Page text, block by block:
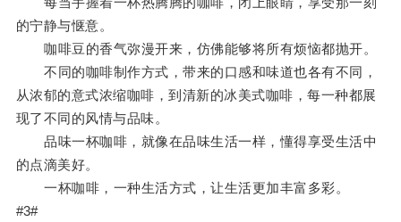
的宁静与惬意。
咖啡豆的香气弥漫开来，仿佛能够将所有烦恼都抛开。
不同的咖啡制作方式，带来的口感和味道也各有不同，
从浓郁的意式浓缩咖啡，到清新的冰美式咖啡，每一种都展
现了不同的风情与品味。
品味一杯咖啡，就像在品味生活一样，懂得享受生活中
的点滴美好。
一杯咖啡，一种生活方式，让生活更加丰富多彩。
#3#